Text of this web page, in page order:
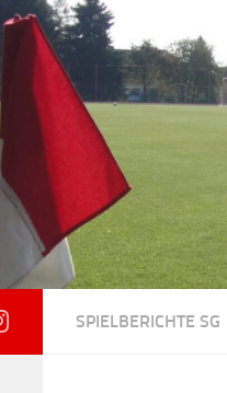
SPIELBERICHTE SG